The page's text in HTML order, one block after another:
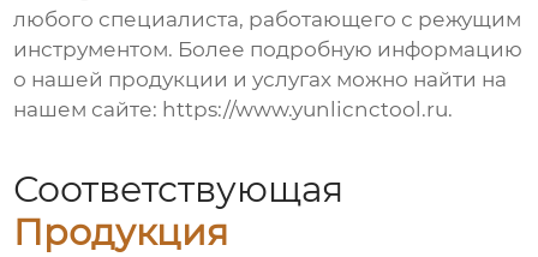
любого специалиста, работающего с режущим
инструментом. Более подробную информацию
о нашей продукции и услугах можно найти на
нашем сайте: https://www.yunlicnctool.ru.
Соответствующая
Продукция